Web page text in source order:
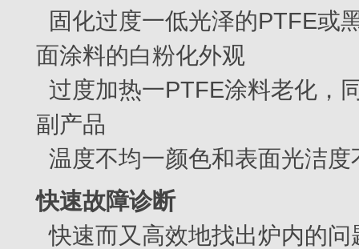
固化过度一低光泽的PTFE或
面涂料的白粉化外观
过度加热一PTFE涂料老化，
副产品
温度不均一颜色和表面光洁度
快速故障诊断
快速而又高效地找出炉内的